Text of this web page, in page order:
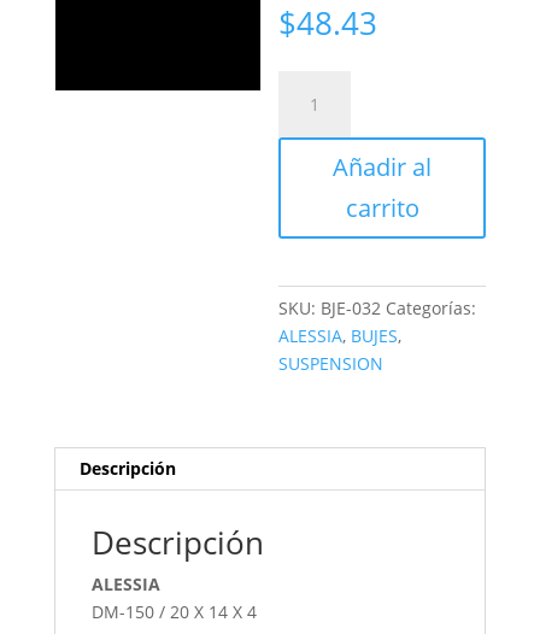
$48.43
RUEDA
TRASERAAñadir al
carrito
SKU: BJE-032 Categorías:
ALESSIA, BUJES,
SUSPENSION
Descripción
Descripción
ALESSIA
DM-150 / 20 X 14 X 4